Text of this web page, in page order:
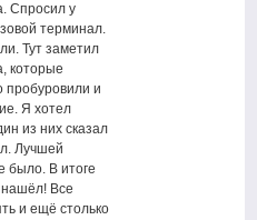
Спросил у
терминал.
Тут заметил
которые
пробуровили и
Я хотел
из них сказал
Лучшей
было. В итоге
нашёл! Все
и ещё столько